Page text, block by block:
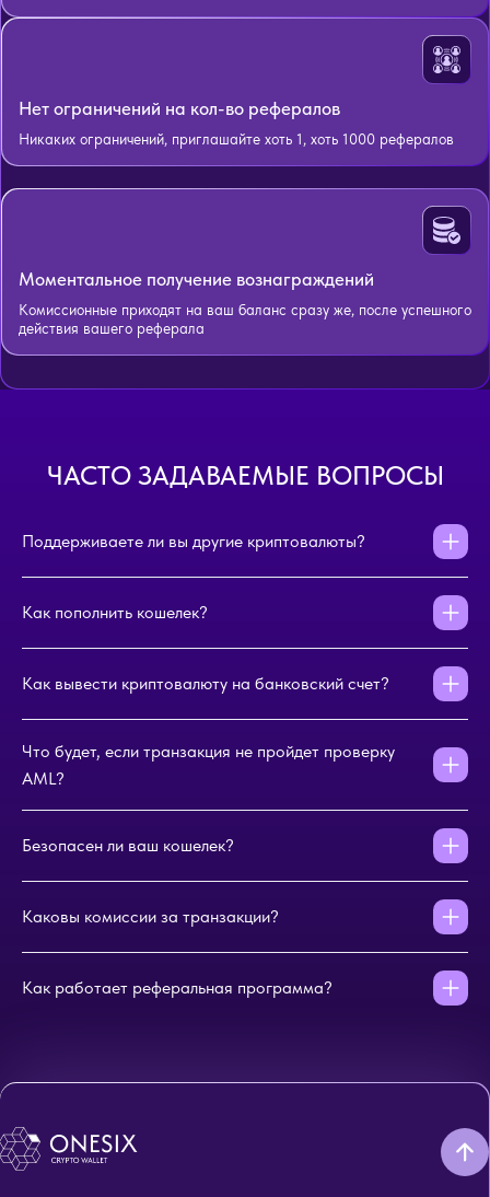
Нет ограничений на кол-во рефералов
Никаких ограничений, приглашайте хоть 1, хоть 1000 рефералов
Моментальное получение вознаграждений
Комиссионные приходят на ваш баланс сразу же, после успешного
действия вашего реферала
ЧАСТО ЗАДАВАЕМЫЕ ВОПРОСЫ
Поддерживаете ли вы другие криптовалюты?
Как пополнить кошелек?
Как вывести криптовалюту на банковский счет?
Что будет, если транзакция не пройдет проверку
AML?
Безопасен ли ваш кошелек?
Каковы комиссии за транзакции?
Как работает реферальная программа?